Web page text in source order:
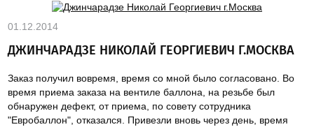
01.12.2014
ДЖИНЧАРАДЗЕ НИКОЛАЙ ГЕОРГИЕВИЧ Г.МОСКВА
Заказ получил вовремя, время со мной было согласовано. Во
время приема заказа на вентиле баллона, на резьбе был
обнаружен дефект, от приема, по совету сотрудника
"Евробаллон", отказался. Привезли вновь через день, время